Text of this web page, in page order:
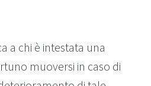
a chi è intestata una
muoversi in caso di